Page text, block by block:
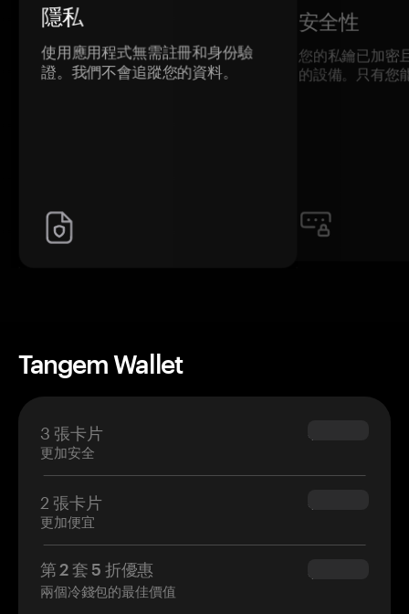
隱私
使用應用程式無需註冊和身份驗
證。我們不會追蹤您的資料。
安全性
您的私鑰已加密
的設備。只有您
Tangem Wallet
3 張卡片
更加安全
$69.90
2 張卡片
更加便宜
$54.90
第 2 套 5 折優惠
兩個冷錢包的最佳價值
$34.95